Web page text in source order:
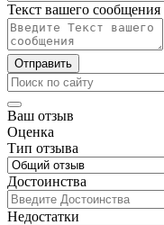
Текст вашего сообщения
Отправить
Ваш отзыв
Оценка
Тип отзыва
Достоинства
Недостатки